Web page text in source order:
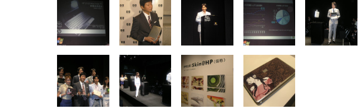
[EdoErgo] オフィスチェア 椅
子 テレワーク 疲れない 跳ね
上げ式アームレスト コンパク
SIHOO B100 オフィスチェア
／デスクチェア メッシュチェ
ア 人間工学 疲れない ブラッ
Sezlife オフィスチェア デスク
チェア 疲れない テレワーク
チェア 強化バックレスト 30
EIZO ビジネス向けプレミア
ムモニター | FlexScan
EV3240X-WT | 31.5型4K
UHD・USB Type-C・ホワイ
EIZO ビジネス向けプレミア
ムモニター | FlexScan
EV2740X-WT | 27.0型4K
UHD・USB Type-C・ホワイ
【純正品】27"ゲーミングモ
ニター DualSense 充電フッ
ク付き（CFI-ZDM1J）
Amazonベーシック ペットシ
ーツ 薄型 レギュラー 1回使い
捨て 無香料 ホワイト 300枚
Amazonベーシック ペットシ
ーツ 厚型 ワイド 42枚x2袋(84
枚) ホワイト(吸収面:ライトブ
ネオ・ルーライフ ネオ・オム
ツ L 中型犬用 26枚入り 単品
￥1,800